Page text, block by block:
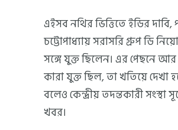
এইসব নথির ভিত্তিতে ইডির দাবি,
চট্টোপাধ্যায় সরাসরি গ্রুপ ডি
সঙ্গে যুক্ত ছিলেন। এর পেছনে আর
কারা যুক্ত ছিল, তা খতিয়ে দেখা
বলেও কেন্দ্রীয় তদন্তকারী সংস্থা
খবর।